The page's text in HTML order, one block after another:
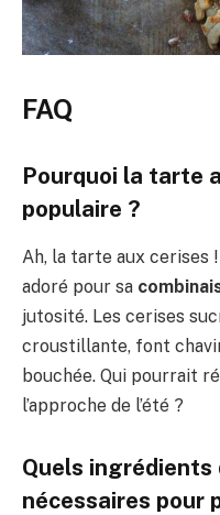
FAQ
Pourquoi la tarte
populaire ?
Ah, la tarte aux cerises
adoré pour sa
jutosité. Les cerises
croustillante, font
bouchée. Qui pourrait
l’approche de l’été ?
Quels ingrédients
nécessaires pour